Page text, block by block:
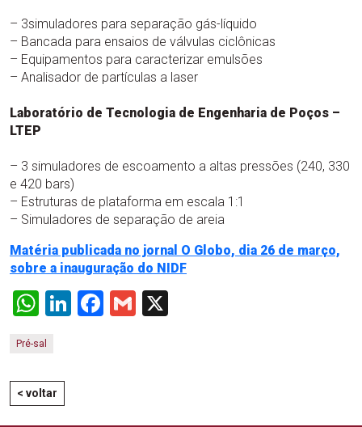
– 3simuladores para separação gás-líquido
– Bancada para ensaios de válvulas ciclônicas
– Equipamentos para caracterizar emulsões
– Analisador de partículas a laser
Laboratório de Tecnologia de Engenharia de Poços –
LTEP
– 3 simuladores de escoamento a altas pressões (240, 330
e 420 bars)
– Estruturas de plataforma em escala 1:1
– Simuladores de separação de areia
Matéria publicada no jornal O Globo, dia 26 de março,
sobre a inauguração do NIDF
WhatsApp
LinkedIn
Facebook
Gmail
Pré-sal
< voltar